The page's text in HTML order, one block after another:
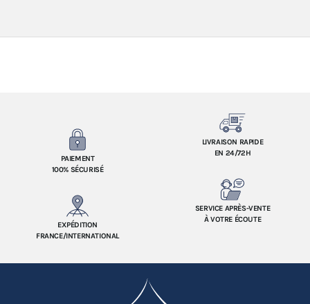
PAIEMENT
100% SÉCURISÉ
LIVRAISON RAPIDE
EN 24/72H
EXPÉDITION
FRANCE/INTERNATIONAL
SERVICE APRÈS-VENTE
À VOTRE ÉCOUTE